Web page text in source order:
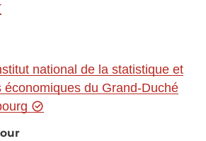
national de la statistique et
économiques du Grand-Duché